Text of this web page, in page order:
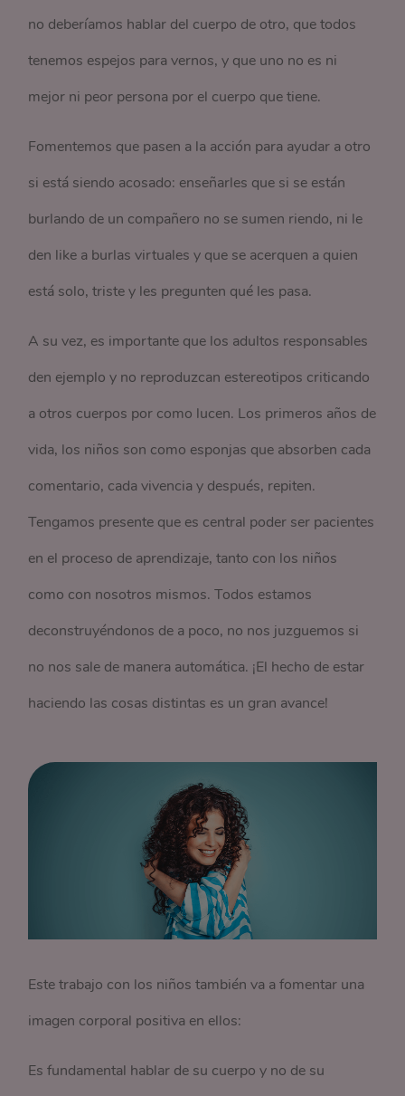
no deberíamos hablar del cuerpo de otro, que todos
tenemos espejos para vernos, y que uno no es ni
mejor ni peor persona por el cuerpo que tiene.
Fomentemos que pasen a la acción para ayudar a otro
si está siendo acosado: enseñarles que si se están
burlando de un compañero no se sumen riendo, ni le
den like a burlas virtuales y que se acerquen a quien
está solo, triste y les pregunten qué les pasa.
A su vez, es importante que los adultos responsables
den ejemplo y no reproduzcan estereotipos criticando
a otros cuerpos por como lucen. Los primeros años de
vida, los niños son como esponjas que absorben cada
comentario, cada vivencia y después, repiten.
Tengamos presente que es central poder ser pacientes
en el proceso de aprendizaje, tanto con los niños
como con nosotros mismos. Todos estamos
deconstruyéndonos de a poco, no nos juzguemos si
no nos sale de manera automática. ¡El hecho de estar
haciendo las cosas distintas es un gran avance!
Este trabajo con los niños también va a fomentar una
imagen corporal positiva en ellos:
Es fundamental hablar de su cuerpo y no de su